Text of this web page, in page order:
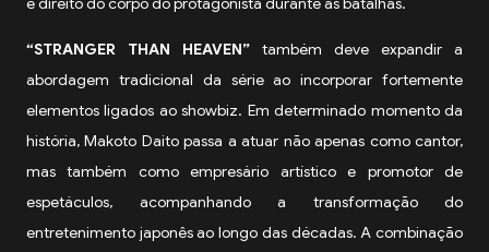
“STRANGER THAN HEAVEN” também deve expandir a
abordagem tradicional da série ao incorporar fortemente
elementos ligados ao showbiz. Em determinado momento da
história, Makoto Daito passa a atuar não apenas como cantor,
mas também como empresário artístico e promotor de
espetáculos, acompanhando a transformação do
entretenimento japonês ao longo das décadas. A combinação